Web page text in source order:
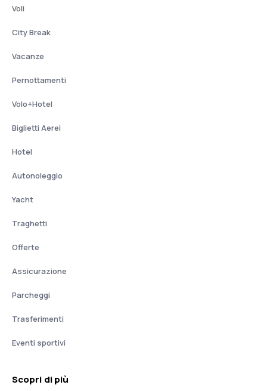
Voli
City Break
Vacanze
Pernottamenti
Volo+Hotel
Biglietti Aerei
Hotel
Autonoleggio
Yacht
Traghetti
Offerte
Assicurazione
Parcheggi
Trasferimenti
Eventi sportivi
Scopri di più